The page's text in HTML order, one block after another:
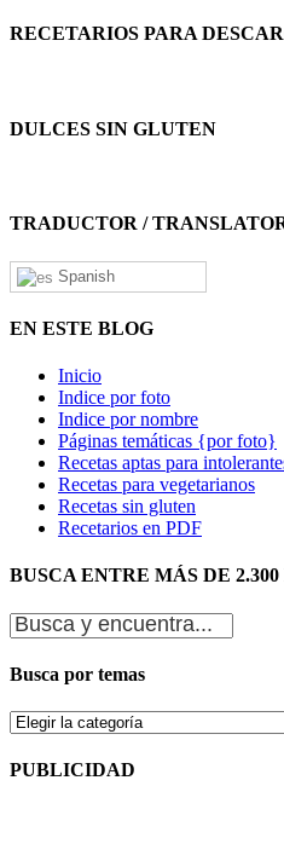
RECETARIOS PARA
DULCES SIN GLUTEN
TRADUCTOR /
Spanish
EN ESTE BLOG
Inicio
Indice por foto
Indice por nombre
Páginas temáticas {por foto}
Recetas aptas para
Recetas para vegetarianos
Recetas sin gluten
Recetarios en PDF
BUSCA ENTRE MÁS DE
Busca por temas
Busca
temas
PUBLICIDAD